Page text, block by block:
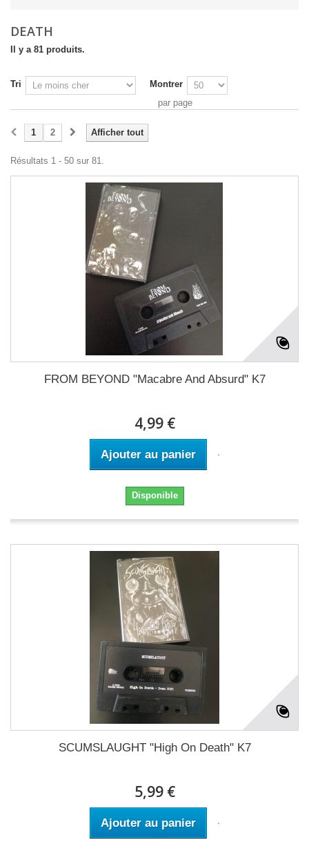
DEATH
Il y a 81 produits.
Tri
Montrer
par page
Afficher tout
1 2
Résultats 1 - 50 sur 81.
FROM BEYOND "Macabre And Absurd" K7
4,99 €
Ajouter au panier
Disponible
SCUMSLAUGHT "High On Death" K7
5,99 €
Ajouter au panier